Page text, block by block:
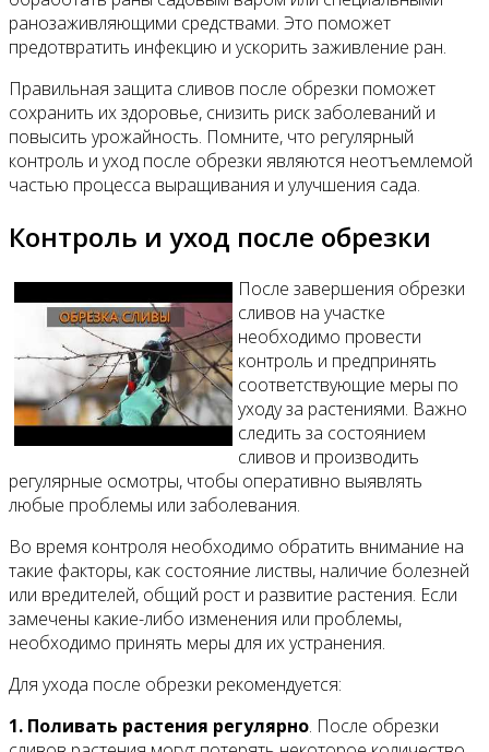
ранозаживляющими средствами. Это поможет
предотвратить инфекцию и ускорить заживление ран.
Правильная защита сливов после обрезки поможет
сохранить их здоровье, снизить риск заболеваний и
повысить урожайность. Помните, что регулярный
контроль и уход после обрезки являются неотъемлемой
частью процесса выращивания и улучшения сада.
Контроль и уход после обрезки
После завершения обрезки
сливов на участке
необходимо провести
контроль и предпринять
соответствующие меры по
уходу за растениями. Важно
следить за состоянием
сливов и производить
регулярные осмотры, чтобы оперативно выявлять
любые проблемы или заболевания.
Во время контроля необходимо обратить внимание на
такие факторы, как состояние листвы, наличие болезней
или вредителей, общий рост и развитие растения. Если
замечены какие-либо изменения или проблемы,
необходимо принять меры для их устранения.
Для ухода после обрезки рекомендуется:
1. Поливать растения регулярно. После обрезки